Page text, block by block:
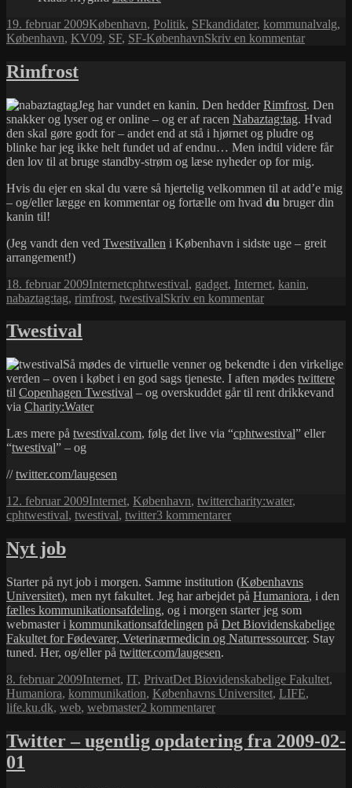
kandidater
klar
Udgivet
i
19. februar 2009Kategorier
København, Politik, SFTags
kandidater, kommunalvalg,
København, KV09, SF, SF-KøbenhavnSkriv en kommentartil
Rimfrost
Jeg har vundet en kanin. Den hedderRimfrost. Den
snakker og lyser og er online – og er af racen Nabaztag:tag. Hvad
den skal gøre godt for – andet end at stå i hjørnet og pludre og
blinke har jeg ikke helt fundet ud af endnu… Men indtil videre får
den lov til at bruge standby-strøm og læse nyheder op for mig.
Hvis du ejer en skal du være så hjertelig velkommen til at add’e mig
– og/eller lægge en kommentar og fortælle om hvad du bruger din
kanin til!
(Jeg vandt den ved Twestivallen i København i sidste uge – greit
arrangement!)
Udgivet
i
18. februar 2009Kategorier
InternetTags
cphtwestival, gadget, Internet, kanin,
nabaztag:tag, rimfrost, twestivalSkriv en kommentartil
Twestival
Så mødes de virtuelle venner og bekendte i den virkelige
verden – oven i købet i en god sags tjeneste. I aften mødes twittere
til Copenhagen Twestival – og overskuddet går til rent drikkevand
via Charity:Water
Læs mere på twestival.com, følg det live via “cphtwestival” eller
“twestival” – og
//twitter.com/laugesen
Udgivet
i
12. februar 2009Kategorier
Internet, København, twitterTags
charity:water,
cphtwestival, twestival, twitter3 kommentarertil
Nyt job
Starter på nyt job i morgen. Samme institution (Københavns
Universitet), men nyt fakultet. Jeg har arbejdet på Humaniora, i den
fælles kommunikationsafdeling, og i morgen starter jeg som
webmaster i kommunikationsafdelingen på Det Biovidenskabelige
Fakultet for Fødevarer, Veterinærmedicin og Naturressourcer. Stay
tuned. Her, og/eller på twitter.com/laugesen.
Udgivet
i
8. februar 2009Kategorier
Internet, IT, PrivatTags
Det Biovidenskabelige Fakultet,
Humaniora, kommunikation, Københavns Universitet, LIFE,
life.ku.dk, web, webmaster2 kommentarertil
job
Twitter – ugentlig opdatering fra 2009-02-
01